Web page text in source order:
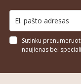
Sutinku
naujienas bei